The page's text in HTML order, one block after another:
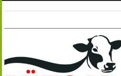
Portalı